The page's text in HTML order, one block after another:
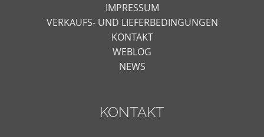
IMPRESSUM
VERKAUFS- UND LIEFERBEDINGUNGEN
KONTAKT
WEBLOG
NEWS
KONTAKT